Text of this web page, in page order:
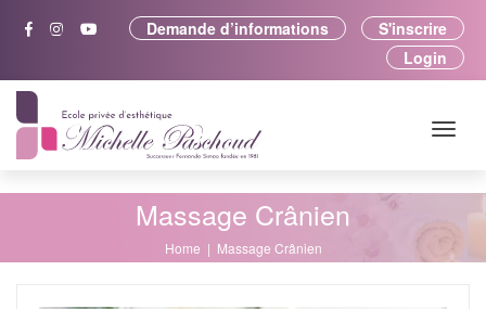
Demande d’informations
S'inscrire
Login
Massage Crânien
Home Massage Crânien